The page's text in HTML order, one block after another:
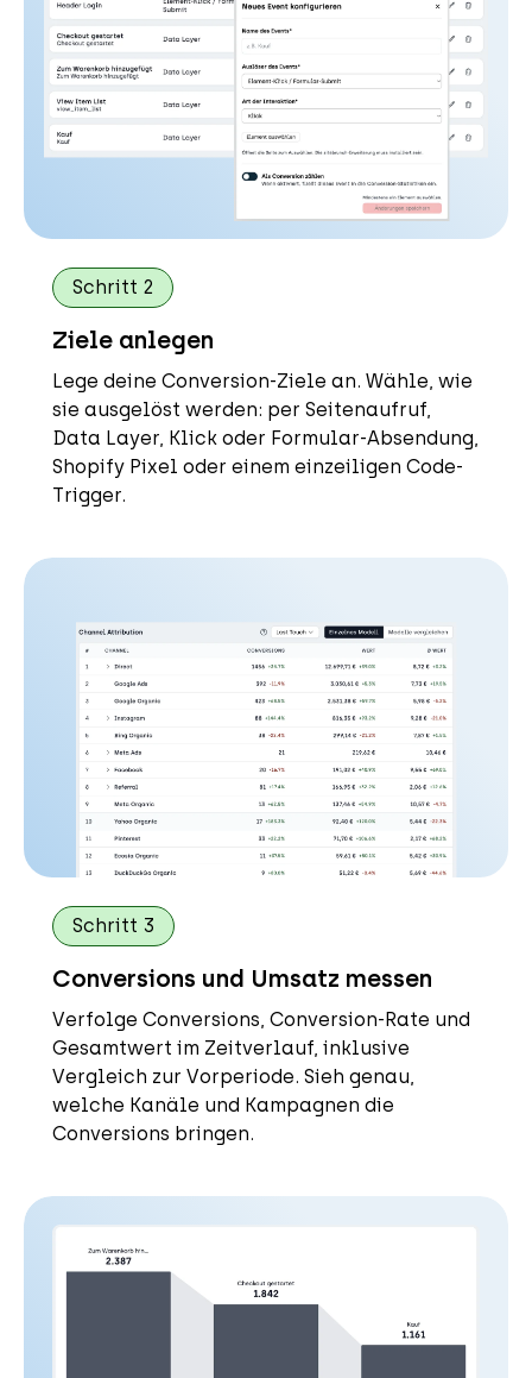
Ziele anlegen
Schritt 2
Lege deine Conversion-Ziele an. Wähle, wie
sie ausgelöst werden: per Seitenaufruf,
Data Layer, Klick oder Formular-Absendung,
Shopify Pixel oder einem einzeiligen Code-
Trigger.
Conversions und Umsatz messen
Schritt 3
Verfolge Conversions, Conversion-Rate und
Gesamtwert im Zeitverlauf, inklusive
Vergleich zur Vorperiode. Sieh genau,
welche Kanäle und Kampagnen die
Conversions bringen.